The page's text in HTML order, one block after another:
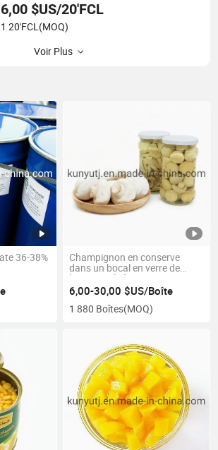
6,00 $US/20'FCL
1 20'FCL(MOQ)
Voir Plus
36-38%
Champignon en conserve
dans un bocal en verre de
haute qualité
6,00-30,00 $US/Boîte
1 880 Boîtes(MOQ)